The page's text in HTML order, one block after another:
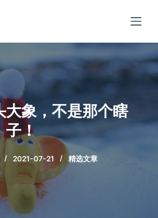
大象，不是那个瞎
子！
2021-07-21 精选文章